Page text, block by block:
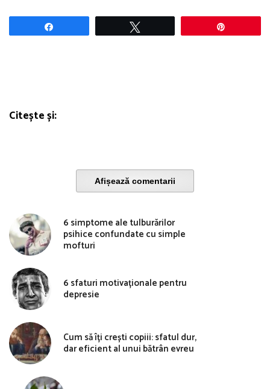
Citește și:
Afișează comentarii
6 simptome ale tulburărilor
psihice confundate cu simple
mofturi
6 sfaturi motivaționale pentru
depresie
Cum să îți crești copiii: sfatul dur,
dar eficient al unui bătrân evreu